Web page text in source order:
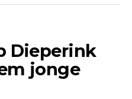
Dieperink
jonge